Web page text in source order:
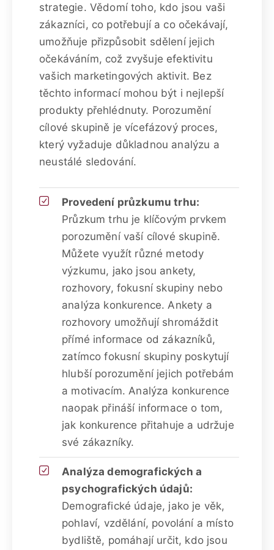
strategie. Vědomí toho, kdo jsou vaši
zákazníci, co potřebují a co očekávají,
umožňuje přizpůsobit sdělení jejich
očekáváním, což zvyšuje efektivitu
vašich marketingových aktivit. Bez
těchto informací mohou být i nejlepší
produkty přehlédnuty. Porozumění
cílové skupině je vícefázový proces,
který vyžaduje důkladnou analýzu a
neustálé sledování.
Provedení průzkumu trhu:
Průzkum trhu je klíčovým prvkem
porozumění vaší cílové skupině.
Můžete využít různé metody
výzkumu, jako jsou ankety,
rozhovory, fokusní skupiny nebo
analýza konkurence. Ankety a
rozhovory umožňují shromáždit
přímé informace od zákazníků,
zatímco fokusní skupiny poskytují
hlubší porozumění jejich potřebám
a motivacím. Analýza konkurence
naopak přináší informace o tom,
jak konkurence přitahuje a udržuje
své zákazníky.
Analýza demografických a
psychografických údajů:
Demografické údaje, jako je věk,
pohlaví, vzdělání, povolání a místo
bydliště, pomáhají určit, kdo jsou